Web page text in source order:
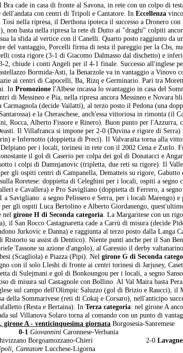
Bra cade in casa di fronte al Savona, in rete con un colpo di
dell'andata con centri di Tripoli e Cantatore. InEccellenza
nella ripresa, il Derthona ipoteca il successo a Dronero
basta nella ripresa la rete di Dutto ai "draghi" colpiti
la sfida al vertice con il Canelli. Quarto posto raggiunto da
del vantaggio, Porcelli firma di testa il pareggio per la Cbs,
costa rigore (3-1 di Giacomo Dalmasso dal dischetto) e
2, chiude i conti Angeli per il 4-1 finale. Successo all'inglese
Bormida-Asti, la Benarzole va in vantaggio a Vinovo
ai centri di Capocelli, Ba, Rizq e Germinario. Pari tra
InPromozione l'Albese incassa lo svantaggio in casa del
di Messineo e Pia, nella ripresa ancora Messineo e Novara
(decide Vailatti), al terzo posto il Pedona (una
e la Cheraschese, anch'essa vittoriosa in rimonta (il
Rocca, Alberto Fissore e Rinero). Buon punto per l'Azzurra,
Il Villafranca si impone per 2-0 (Duvina e rigore di Serra)
e Infernotto (doppietta di Preci). Il Valvaraita torna alla
per i locali, torinesi in rete con il 2002 Cena e Zurlo.
il gol di Caserio per colpa dei gol di Donatacci e
i colpi di Damnjanovic (tripletta, due reti su rigore). Il
gli ospiti centri di Campanella, Dematteis su rigore,
Roretese: doppietta di Celeghini per i locali, ospiti a segno
e Cavallera) e Pro Savigliano (doppietta di Ferrero, a
Savigliano: a segno Pelissero e Serra, per i locali Marengo)
gli ospiti Luca Bertolino e Alberto Giordanengo,
nelgirone H di Seconda categoria . La Margaritese con un
il San Rocco Castagnaretta cade a Carrù di misura (decide
Jurkovic e Danna) e raggiunta al terzo posto dalla Langa
su assist di Dentico). Niente punti anche per il San
Tassone su azione d'angolo), al Garessio il derby
(Scagliola) e Piazza (Pipi). Nelgirone G di Seconda
con il solo Lleshi di fronte ai centri torinesi di Jarjusey,
di Sulejmani e gol di Bonkoungou per i locali, a segno
di misura sul Castagnole con Bollino. Al Val Maira basta
sul campo dell'Olimpic Saluzzo (gol di Brizio e Raucci), il
della Sommarivese (reti di Cokaj e Corsaro), nell'anticipo
(Resta e Bertaina). InTerza categoria: nel girone A
sul Villanova Solaro torna al comando con un punto di
girone A - venticinquesima giornata
1 Giovannini Caronnese-Verbania
Borgoamozzano-Chieri 2-0
Cantatore Lucchese-Ligorna 1-0